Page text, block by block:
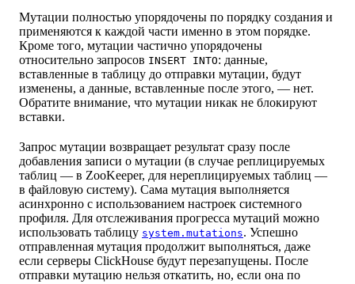
Мутации полностью упорядочены по порядку создания и
применяются к каждой части именно в этом порядке.
Кроме того, мутации частично упорядочены
относительно запросов INSERT INTO: данные,
вставленные в таблицу до отправки мутации, будут
изменены, а данные, вставленные после этого, — нет.
Обратите внимание, что мутации никак не блокируют
вставки.
Запрос мутации возвращает результат сразу после
добавления записи о мутации (в случае реплицируемых
таблиц — в ZooKeeper, для нереплицируемых таблиц —
в файловую систему). Сама мутация выполняется
асинхронно с использованием настроек системного
профиля. Для отслеживания прогресса мутаций можно
использовать таблицу system.mutations. Успешно
отправленная мутация продолжит выполняться, даже
если серверы ClickHouse будут перезапущены. После
отправки мутацию нельзя откатить, но, если она по